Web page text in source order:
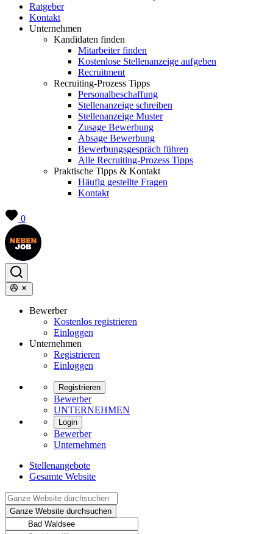
Ratgeber
Kontakt
Unternehmen
Kandidaten finden
Mitarbeiter finden
Kostenlose Stellenanzeige aufgeben
Recruitment
Recruiting-Prozess Tipps
Personalbeschaffung
Stellenanzeige schreiben
Stellenanzeige Muster
Zusage Bewerbung
Absage Bewerbung
Bewerbungsgespräch führen
Alle Recruiting-Prozess Tipps
Praktische Tipps & Kontakt
Häufig gestellte Fragen
Kontakt
0
Bewerber
Kostenlos registrieren
Einloggen
Unternehmen
Registrieren
Einloggen
Registrieren
Bewerber
UNTERNEHMEN
Login
Bewerber
Unternehmen
Stellenangebote
Gesamte Website